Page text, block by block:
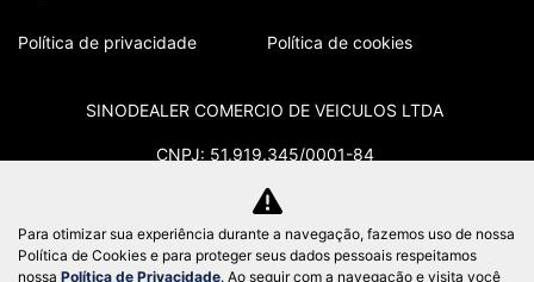
Política de privacidade Política de cookies
SINODEALER COMERCIO DE VEICULOS LTDA
CNPJ: 51.919.345/0001-84
Para otimizar sua experiência durante a navegação, fazemos uso de nossa
Política de Cookies e para proteger seus dados pessoais respeitamos
nossa Política de Privacidade. Ao seguir com a navegação e visita você